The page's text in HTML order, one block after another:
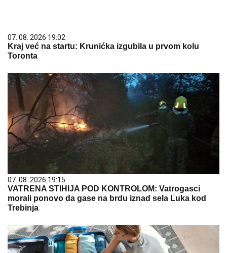
07. 08. 2026 19:02
Kraj već na startu: Krunićka izgubila u prvom kolu
Toronta
07. 08. 2026 19:15
VATRENA STIHIJA POD KONTROLOM: Vatrogasci
morali ponovo da gase na brdu iznad sela Luka kod
Trebinja